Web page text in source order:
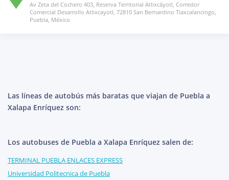
Av Zeta del Cochero 403, Reserva Territorial Atlixcáyotl, Corredor
Comercial Desarrollo Atlixcayotl, 72810 San Bernardino Tlaxcalancingo,
Puebla, México
Las líneas de autobús más baratas que viajan de Puebla a
Xalapa Enríquez son:
Los autobuses de Puebla a Xalapa Enríquez salen de:
TERMINAL PUEBLA ENLACES EXPRESS
Universidad Politecnica de Puebla